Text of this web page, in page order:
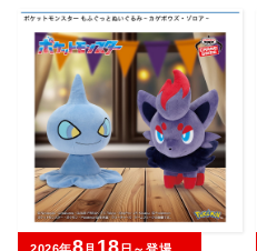
8 18